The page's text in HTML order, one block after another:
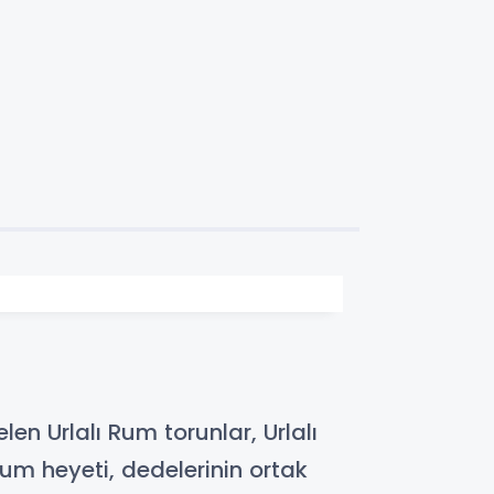
Urlalı Rum torunlar, Urlalı
heyeti, dedelerinin ortak